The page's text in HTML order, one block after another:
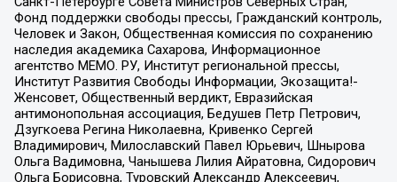
Фонд поддержки свободы прессы, Гражданский контроль,
Человек и Закон, Общественная комиссия по сохранению
наследия академика Сахарова, Информационное
агентство МЕМО. РУ, Институт региональной прессы,
Институт Развития Свободы Информации, Экозащита!-
Женсовет, Общественный вердикт, Евразийская
антимонопольная ассоциация, Бедушев Петр Петрович,
Дзугкоева Регина Николаевна, Кривенко Сергей
Владимирович, Милославский Павел Юрьевич, Шнырова
Ольга Вадимовна, Чанышева Лилия Айратовна, Сидорович
Ольга Борисовна, Туровский Александр Алексеевич,